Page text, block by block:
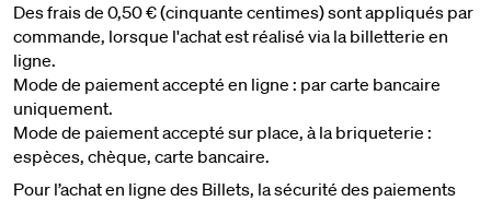
Des frais de 0,50 € (cinquante centimes) sont appliqués par
commande, lorsque l'achat est réalisé via la billetterie en
ligne.
Mode de paiement accepté en ligne : par carte bancaire
uniquement.
Mode de paiement accepté sur place, à la briqueterie :
espèces, chèque, carte bancaire.
Pour l’achat en ligne des Billets, la sécurité des paiements